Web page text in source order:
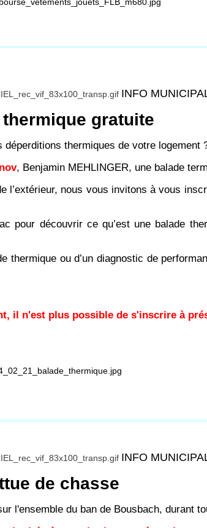
INFO
gratuite
thermiques de votre logement
, Benjamin MEHLINGER, une balade
l’extérieur, nous vous invitons à vous
pour découvrir ce qu’est une balade
thermique ou d’un diagnostic de
il n'est plus possible de s'inscrire à
INFO
de chasse
l'ensemble du ban de Bousbach, durant